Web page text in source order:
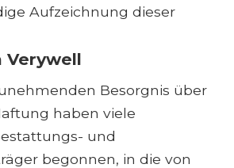
Aufzeichnung dieser
Verywell
Besorgnis über
haben viele
und
begonnen, in die von